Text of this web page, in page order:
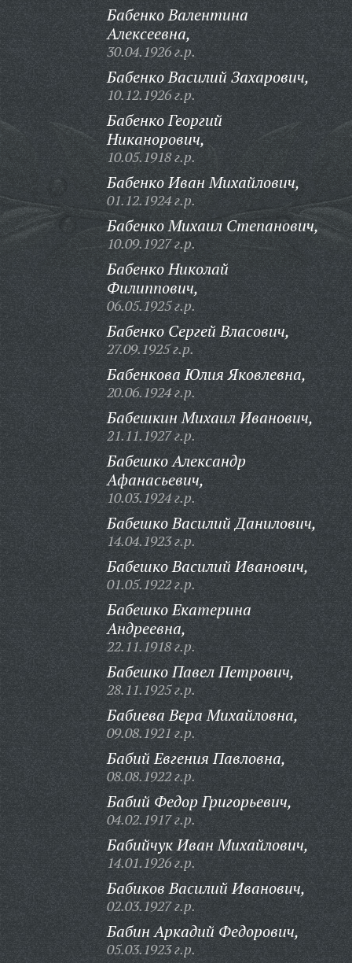
Бабенко Валентина
Алексеевна,
30.04.1926 г.р.
Бабенко Василий Захарович,
10.12.1926 г.р.
Бабенко Георгий
Никанорович,
10.05.1918 г.р.
Бабенко Иван Михайлович,
01.12.1924 г.р.
Бабенко Михаил Степанович,
10.09.1927 г.р.
Бабенко Николай
Филиппович,
06.05.1925 г.р.
Бабенко Сергей Власович,
27.09.1925 г.р.
Бабенкова Юлия Яковлевна,
20.06.1924 г.р.
Бабешкин Михаил Иванович,
21.11.1927 г.р.
Бабешко Александр
Афанасьевич,
10.03.1924 г.р.
Бабешко Василий Данилович,
14.04.1923 г.р.
Бабешко Василий Иванович,
01.05.1922 г.р.
Бабешко Екатерина
Андреевна,
22.11.1918 г.р.
Бабешко Павел Петрович,
28.11.1925 г.р.
Бабиева Вера Михайловна,
09.08.1921 г.р.
Бабий Евгения Павловна,
08.08.1922 г.р.
Бабий Федор Григорьевич,
04.02.1917 г.р.
Бабийчук Иван Михайлович,
14.01.1926 г.р.
Бабиков Василий Иванович,
02.03.1927 г.р.
Бабин Аркадий Федорович,
05.03.1923 г.р.